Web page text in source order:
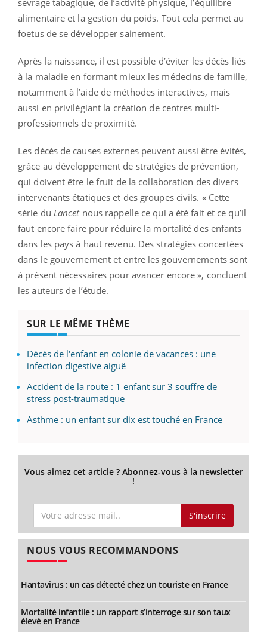
alimentaire et la gestion du poids. Tout cela permet au
foetus de se développer sainement.
Après la naissance, il est possible d’éviter les décès liés
à la maladie en formant mieux les médecins de famille,
notamment à l’aide de méthodes interactives, mais
aussi en privilégiant la création de centres multi-
professionnels de proximité.
Les décès de causes externes peuvent aussi être évités,
grâce au développement de stratégies de prévention,
qui doivent être le fruit de la collaboration des divers
intervenants étatiques et des groupes civils. « Cette
série du Lancetnous rappelle ce qui a été fait et ce qu’il
faut encore faire pour réduire la mortalité des enfants
dans les pays à haut revenu. Des stratégies concertées
dans le gouvernement et entre les gouvernements sont
à présent nécessaires pour avancer encore », concluent
les auteurs de l’étude.
SUR LE MÊME THÈME
Décès de l'enfant en colonie de vacances : une
infection digestive aiguë
Accident de la route : 1 enfant sur 3 souffre de
stress post-traumatique
Asthme : un enfant sur dix est touché en France
Vous aimez cet article ? Abonnez-vous à la newsletter
!
S'inscrire
NOUS VOUS RECOMMANDONS
Hantavirus : un cas détecté chez un touriste en France
Mortalité infantile : un rapport s’interroge sur son taux
élevé en France